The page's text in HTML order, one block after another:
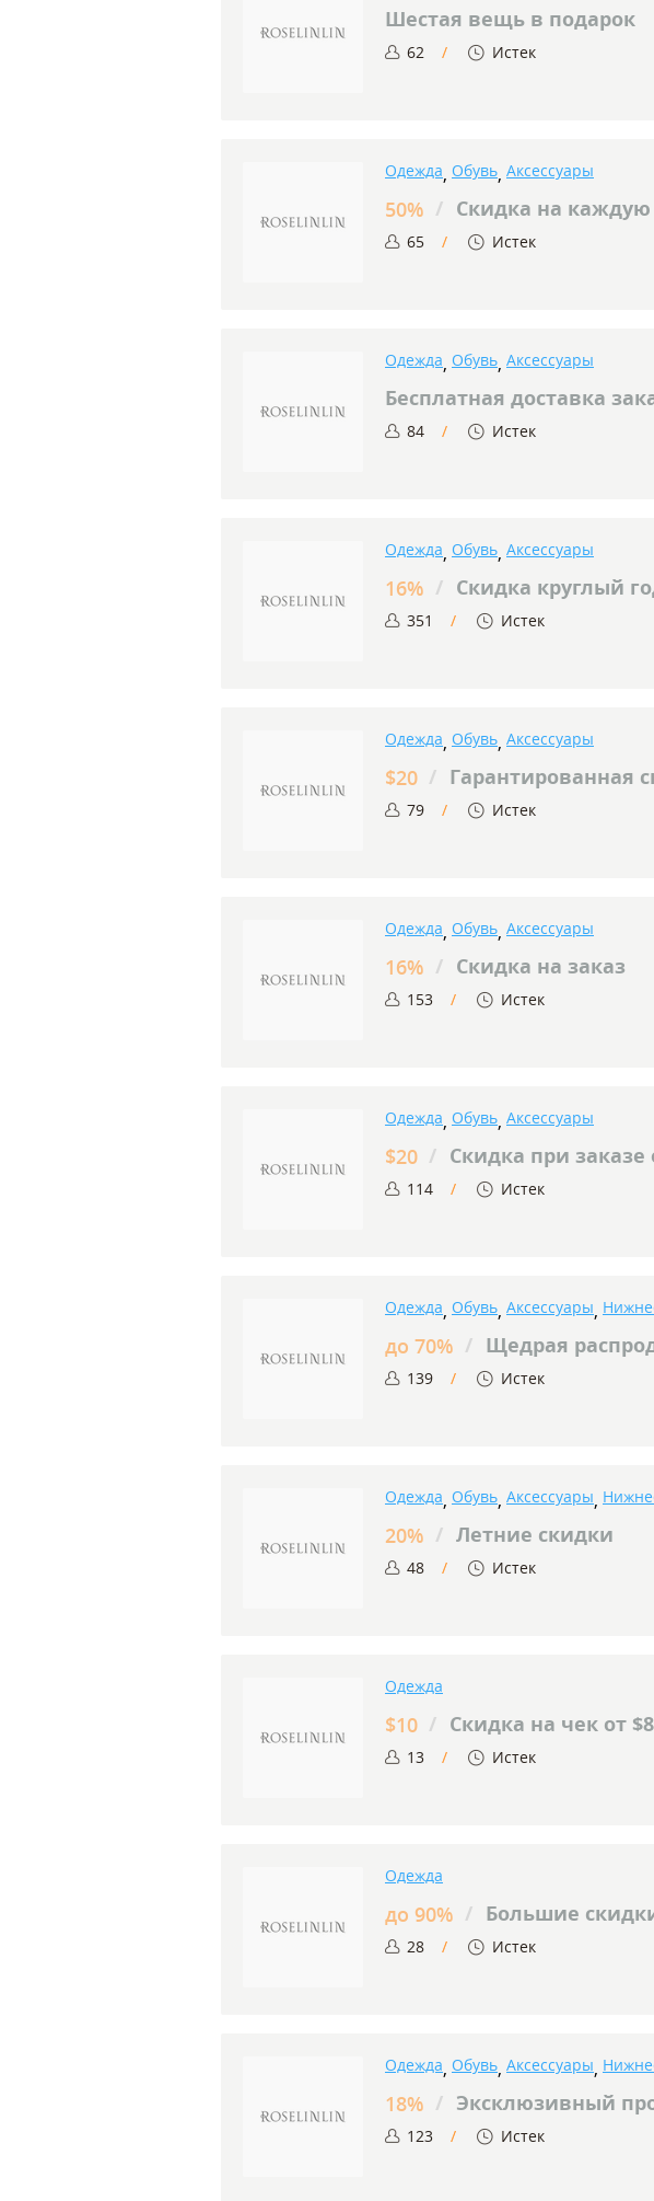
Шестая вещь в подарок
62 Истек
Одежда, Обувь, Аксессуары
50% / Скидка на
65 Истек
Одежда, Обувь, Аксессуары
Бесплатная доставка
84 Истек
Одежда, Обувь, Аксессуары
16% / Скидка круглый
351 Истек
Одежда, Обувь, Аксессуары
$20 / Гарантированная
79 Истек
Одежда, Обувь, Аксессуары
16% / Скидка на заказ
153 Истек
Одежда, Обувь, Аксессуары
$20 / Скидка при заказе
114 Истек
Одежда, Обувь, Аксессуары,
до 70% / Щедрая
139 Истек
Одежда, Обувь, Аксессуары,
20% / Летние скидки
48 Истек
Одежда
$10 / Скидка на чек от
13 Истек
Одежда
до 90% / Большие
28 Истек
Одежда, Обувь, Аксессуары,
18% / Эксклюзивный
123 Истек